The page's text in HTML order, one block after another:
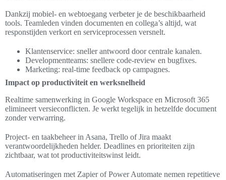
Dankzij mobiel- en webtoegang verbeter je de beschikbaarheid
tools. Teamleden vinden documenten en collega’s altijd, wat
responstijden verkort en serviceprocessen versnelt.
Klantenservice: sneller antwoord door centrale kanalen.
Developmentteams: snellere code-review en bugfixes.
Marketing: real-time feedback op campagnes.
Impact op productiviteit en werksnelheid
Realtime samenwerking in Google Workspace en Microsoft 365
elimineert versieconflicten. Je werkt tegelijk in hetzelfde document
zonder verwarring.
Project- en taakbeheer in Asana, Trello of Jira maakt
verantwoordelijkheden helder. Deadlines en prioriteiten zijn
zichtbaar, wat tot productiviteitswinst leidt.
Automatiseringen met Zapier of Power Automate nemen repetitieve